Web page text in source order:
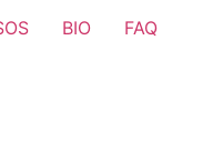
BIO FAQ